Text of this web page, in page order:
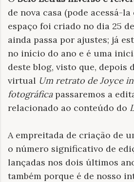
de nova casa (pode acessá-
espaço foi criado no dia 25
ainda passa por ajustes; já
no início do ano e é uma
deste blog, visto que, depois
virtual Um retrato de Joyce
fotográficapassaremos a
relacionado ao conteúdo do
A empreitada de criação de
o número significativo de
lançadas nos dois últimos
também porque é de nosso